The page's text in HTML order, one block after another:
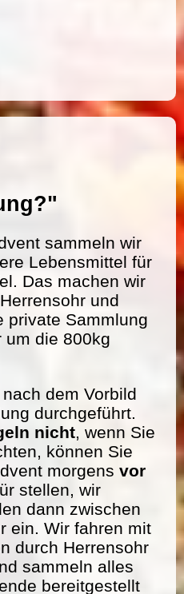
sammeln wir
Lebensmittel für
Das machen wir
und
private Sammlung
um die 800kg
dem Vorbild
durchgeführt.
nicht, wenn Sie
können Sie
morgens vor
stellen, wir
dann zwischen
ein. Wir fahren mit
durch Herrensohr
sammeln alles
bereitgestellt